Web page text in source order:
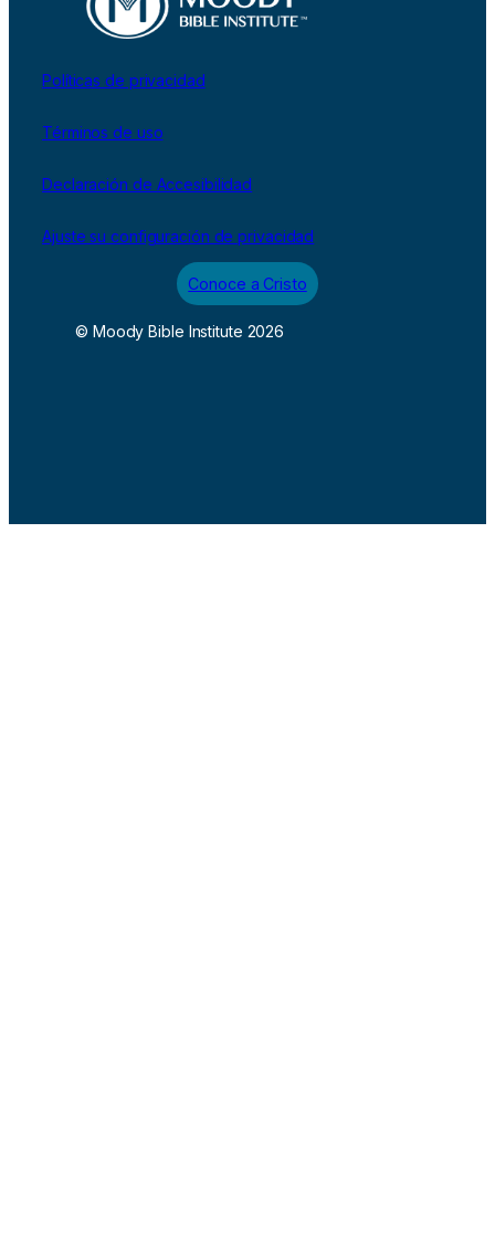
Políticas de privacidad
Términos de uso
Declaración de Accesibilidad
Ajuste su configuración de privacidad
Conoce a Cristo
© Moody Bible Institute 2026